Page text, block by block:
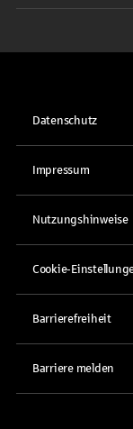
Datenschutz
Impressum
Nutzungshinweise
Cookie-
Barrierefreiheit
Barriere melden